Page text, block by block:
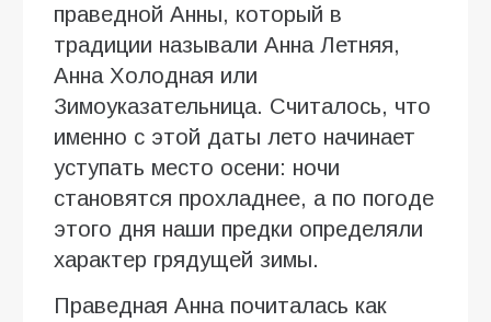
праведной Анны, который в
традиции называли Анна Летняя,
Анна Холодная или
Зимоуказательница. Считалось, что
именно с этой даты лето начинает
уступать место осени: ночи
становятся прохладнее, а по погоде
этого дня наши предки определяли
характер грядущей зимы.
Праведная Анна почиталась как